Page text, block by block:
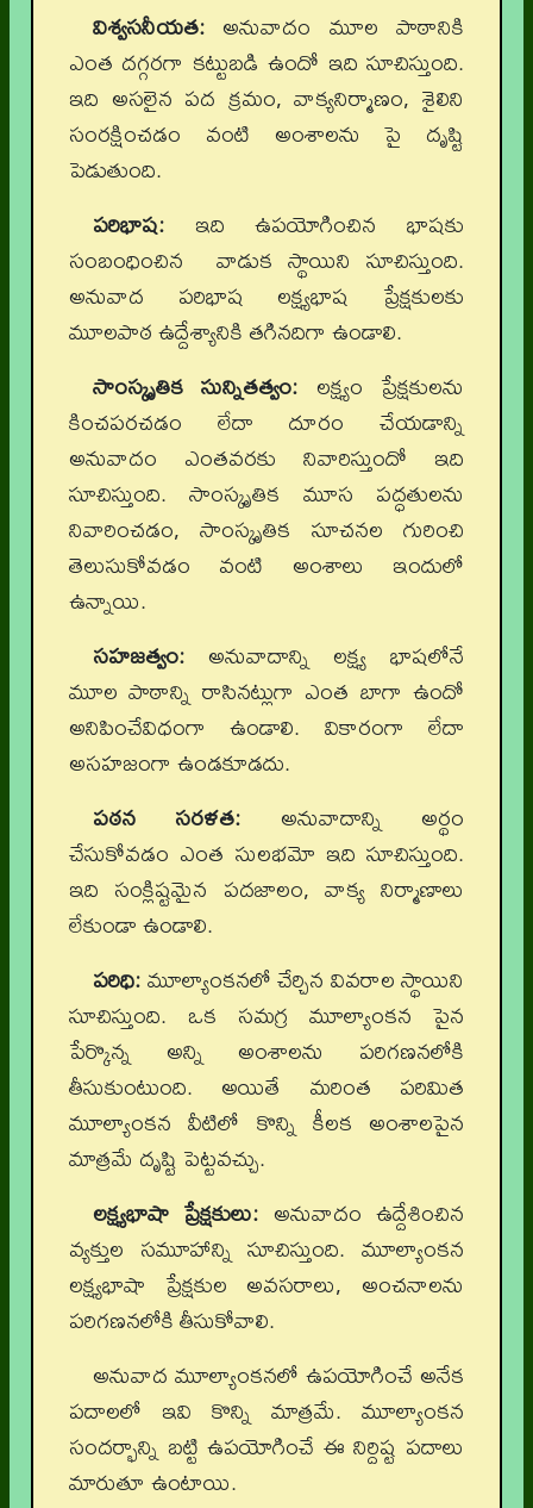
విశ్వసనీయత: అనువాదం మూల పాఠానికి
ఎంత దగ్గరగా కట్టుబడి ఉందో ఇది సూచిస్తుంది.
ఇది అసలైన పద క్రమం, వాక్యనిర్మాణం, శైలిని
సంరక్షించడం వంటి అంశాలను పై దృష్టి
పెడుతుంది.
పరిభాష: ఇది ఉపయోగించిన భాషకు
సంబంధించిన వాడుక స్థాయిని సూచిస్తుంది.
అనువాద పరిభాష లక్ష్యభాష ప్రేక్షకులకు
మూలపాఠ ఉద్దేశ్యానికి తగినదిగా ఉండాలి.
సాంస్కృతిక సున్నితత్వం: లక్ష్యం ప్రేక్షకులను
కించపరచడం లేదా దూరం చేయడాన్ని
అనువాదం ఎంతవరకు నివారిస్తుందో ఇది
సూచిస్తుంది. సాంస్కృతిక మూస పద్ధతులను
నివారించడం, సాంస్కృతిక సూచనల గురించి
తెలుసుకోవడం వంటి అంశాలు ఇందులో
ఉన్నాయి.
సహజత్వం: అనువాదాన్ని లక్ష్య భాషలోనే
మూల పాఠాన్ని రాసినట్లుగా ఎంత బాగా ఉందో
అనిపించేవిధంగా ఉండాలి. వికారంగా లేదా
అసహజంగా ఉండకూడదు.
పఠన సరళత: అనువాదాన్ని అర్థం
చేసుకోవడం ఎంత సులభమో ఇది సూచిస్తుంది.
ఇది సంక్లిష్టమైన పదజాలం, వాక్య నిర్మాణాలు
లేకుండా ఉండాలి.
పరిధి:మూల్యాంకనలో చేర్చిన వివరాల స్థాయిని
సూచిస్తుంది. ఒక సమగ్ర మూల్యాంకన పైన
పేర్కొన్న అన్ని అంశాలను పరిగణనలోకి
తీసుకుంటుంది. అయితే మరింత పరిమిత
మూల్యాంకన వీటిలో కొన్ని కీలక అంశాలపైన
మాత్రమే దృష్టి పెట్టవచ్చు.
లక్ష్యభాషా ప్రేక్షకులు: అనువాదం ఉద్దేశించిన
వ్యక్తుల సమూహాన్ని సూచిస్తుంది. మూల్యాంకన
లక్ష్యభాషా ప్రేక్షకుల అవసరాలు, అంచనాలను
పరిగణనలోకి తీసుకోవాలి.
అనువాద మూల్యాంకనలో ఉపయోగించే అనేక
పదాలలో ఇవి కొన్ని మాత్రమే. మూల్యాంకన
సందర్భాన్ని బట్టి ఉపయోగించే ఈ నిర్దిష్ట పదాలు
మారుతూ ఉంటాయి.